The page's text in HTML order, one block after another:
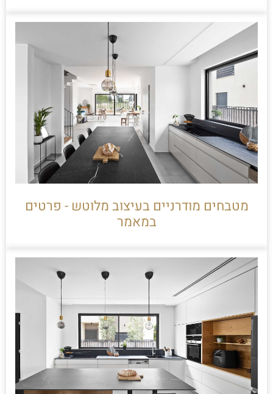
מטבחים מודרניים בעיצוב מלוטש - פרטים
במאמר